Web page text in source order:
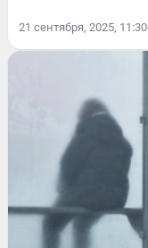
21 сентября, 2025, 11:30